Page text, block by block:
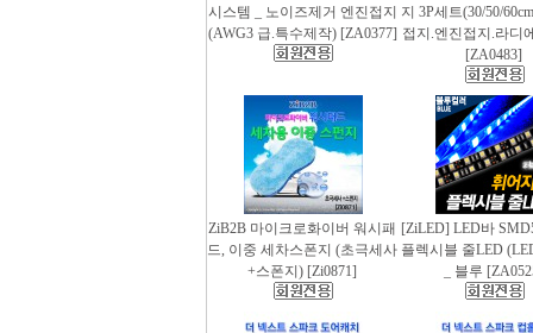
시스템 _ 노이즈제거 엔진접지
(AWG3 급.특수제작) [ZA0377]
지 3P세트(30/50/
접지.엔진접지.라디
[ZA0483]
ZiB2B 마이크로화이버 워시패
드, 이중 세차스폰지 (초극세사
+스폰지) [Zi0871]
[ZiLED] LED바
플렉시블 줄LED
_ 블루